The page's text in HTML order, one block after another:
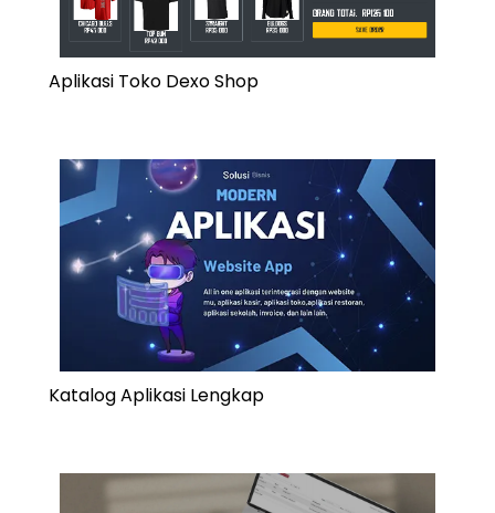
Aplikasi Toko Dexo Shop
Katalog Aplikasi Lengkap